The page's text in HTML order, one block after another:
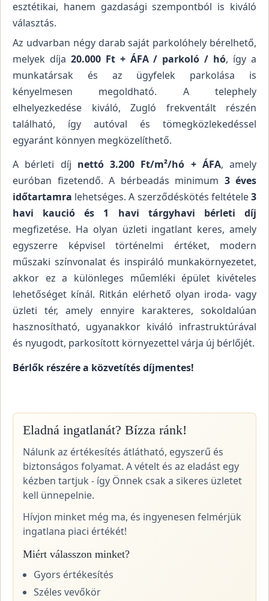
esztétikai, hanem gazdasági szempontból is kiváló
választás.
Az udvarban négy darab saját parkolóhely bérelhető,
melyek díja 20.000 Ft + ÁFA / parkoló / hó, így a
munkatársak és az ügyfelek parkolása is
kényelmesen megoldható. A telephely
elhelyezkedése kiváló, Zugló frekventált részén
található, így autóval és tömegközlekedéssel
egyaránt könnyen megközelíthető.
A bérleti díj nettó 3.200 Ft/m²/hó + ÁFA, amely
euróban fizetendő. A bérbeadás minimum 3 éves
időtartamra lehetséges. A szerződéskötés feltétele3
havi kaució és 1 havi tárgyhavi bérleti díj
megfizetése. Ha olyan üzleti ingatlant keres, amely
egyszerre képvisel történelmi értéket, modern
műszaki színvonalat és inspiráló munkakörnyezetet,
akkor ez a különleges műemléki épület kivételes
lehetőséget kínál. Ritkán elérhető olyan iroda- vagy
üzleti tér, amely ennyire karakteres, sokoldalúan
hasznosítható, ugyanakkor kiváló infrastruktúrával
és nyugodt, parkosított környezettel várja új bérlőjét.
Bérlők részére a közvetítés díjmentes!
Eladná ingatlanát? Bízza ránk!
Nálunk az értékesítés átlátható, egyszerű és
biztonságos folyamat. A vételt és az eladást egy
kézben tartjuk - így Önnek csak a sikeres üzletet
kell ünnepelnie.
Hívjon minket még ma, és ingyenesen felmérjük
ingatlana piaci értékét!
Miért válasszon minket?
Gyors értékesítés
Széles vevőkör